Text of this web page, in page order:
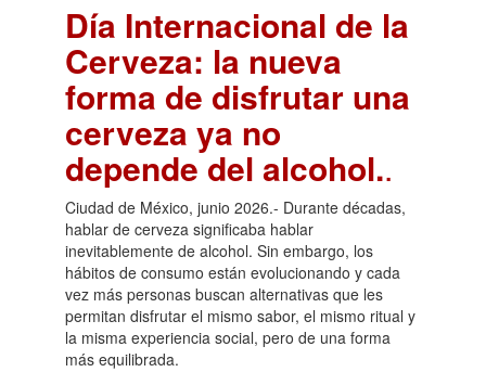
Día Internacional de la
Cerveza: la nueva
forma de disfrutar una
cerveza ya no
depende del alcohol..
Ciudad de México, junio 2026.- Durante décadas,
hablar de cerveza significaba hablar
inevitablemente de alcohol. Sin embargo, los
hábitos de consumo están evolucionando y cada
vez más personas buscan alternativas que les
permitan disfrutar el mismo sabor, el mismo ritual y
la misma experiencia social, pero de una forma
más equilibrada.